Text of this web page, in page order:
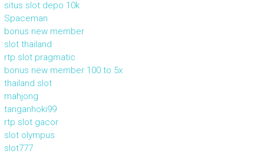
situs slot depo 10k
Spaceman
bonus new member
slot thailand
rtp slot pragmatic
bonus new member 100 to 5x
thailand slot
mahjong
tanganhoki99
rtp slot gacor
slot olympus
slot777